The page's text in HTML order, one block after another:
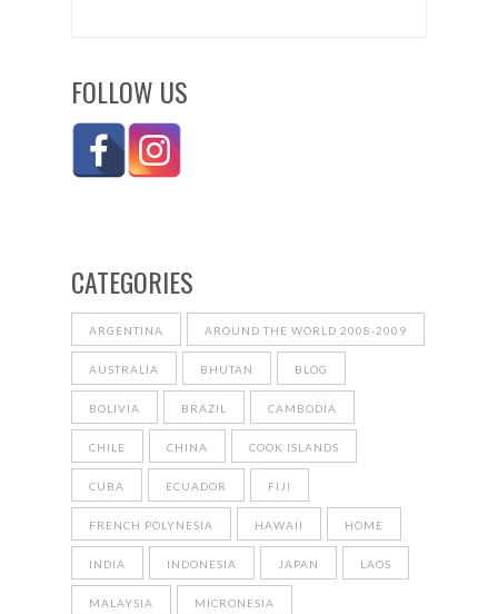
FOLLOW US
CATEGORIES
ARGENTINA AROUND THE WORLD 2008-2009
AUSTRALIA BHUTAN BLOG
BOLIVIA BRAZIL CAMBODIA
CHILE CHINA COOK ISLANDS
CUBA ECUADOR FIJI
FRENCH POLYNESIA HAWAII HOME
INDIA INDONESIA JAPAN LAOS
MALAYSIA MICRONESIA